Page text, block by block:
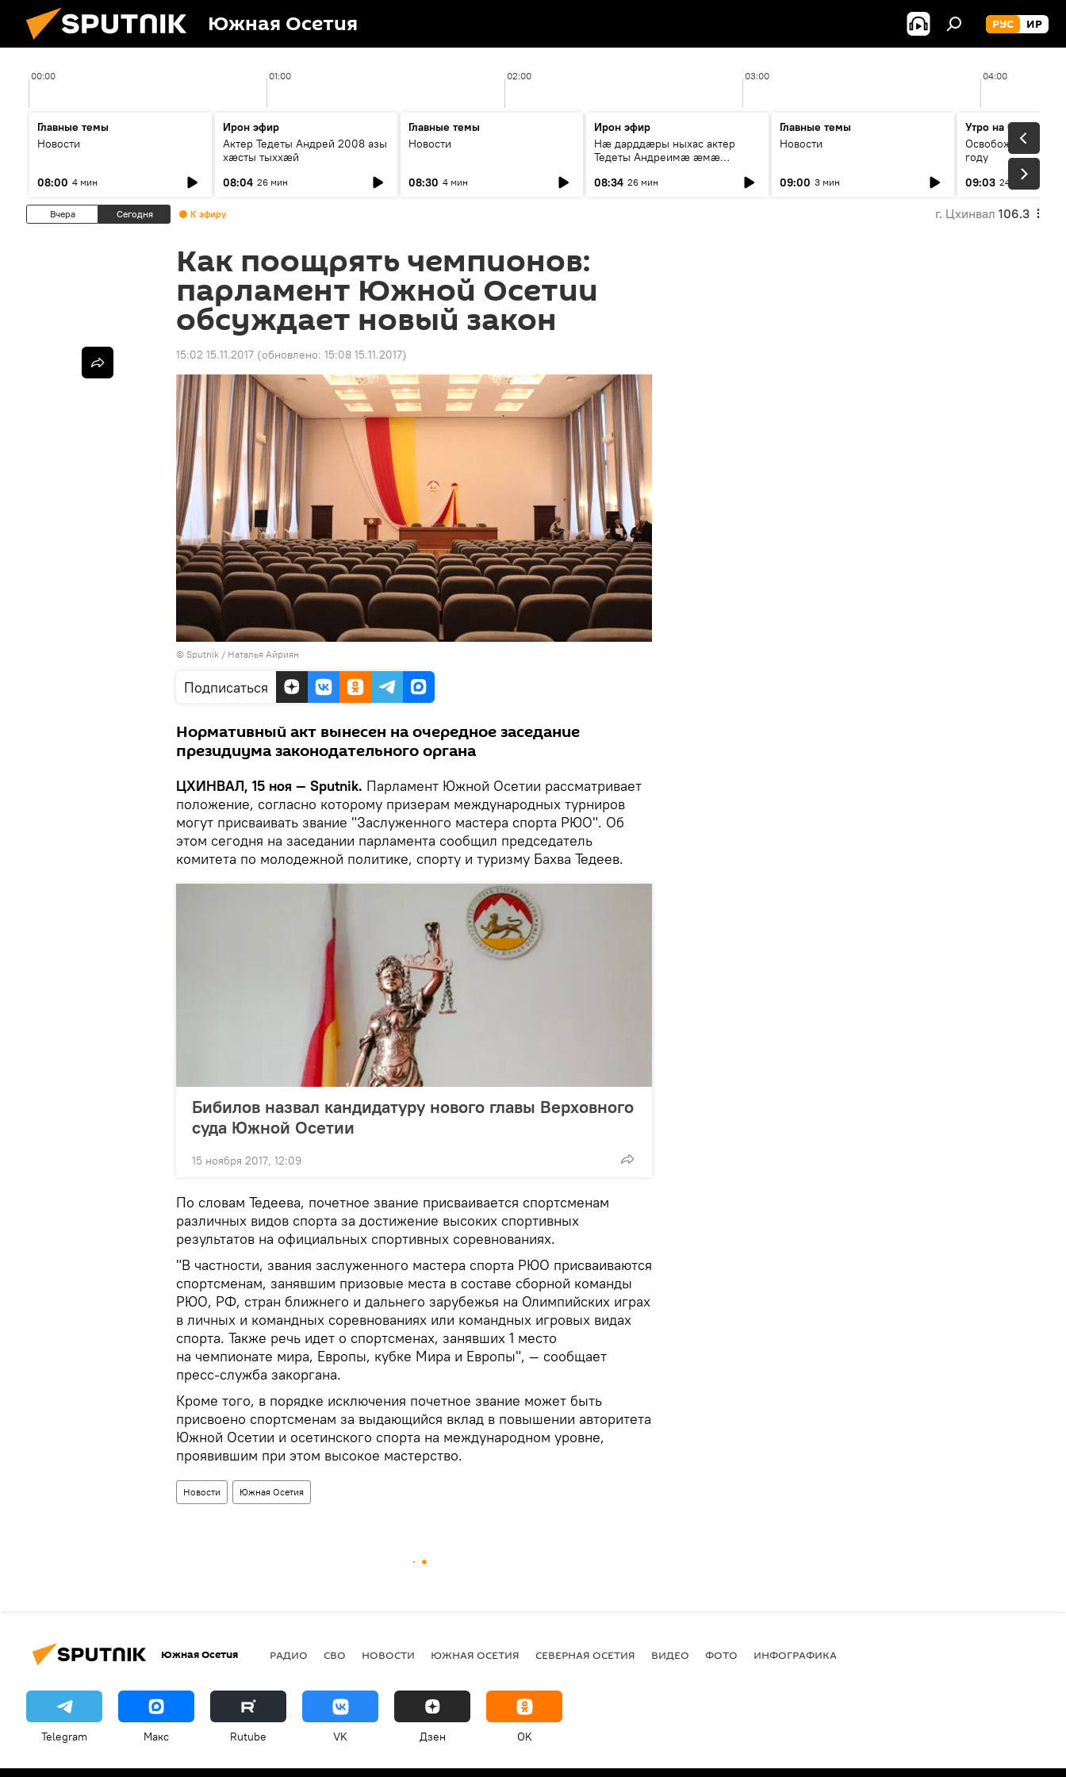
Южная Осетия РУС ИР
00:00 01:00 02:00 03:00 04:00
Главные темы
Новости
08:00 4 мин
Ирон эфир
Актер Тедеты Андрей 2008 азы
хæсты тыххæй
08:04 26 мин
Главные темы
Новости
08:30 4 мин
Ирон эфир
Нæ дарддæры ныхас актер
Тедеты Андреимæ æмæ
хæст цыди"
08:34 26 мин
Главные темы
Новости
09:00 3 мин
Утро на Спутнике
Освобождение
году
09:03 24 мин
Вчера Сегодня К эфиру г. Цхинвал 106.3
Как поощрять чемпионов:
парламент Южной Осетии
обсуждает новый закон
15:02 15.11.2017 (обновлено: 15:08 15.11.2017)
© Sputnik / Наталья Айриян
Подписаться
Нормативный акт вынесен на очередное заседание
президиума законодательного органа
ЦХИНВАЛ, 15 ноя — Sputnik. Парламент Южной Осетии рассматривает
положение, согласно которому призерам международных турниров
могут присваивать звание "Заслуженного мастера спорта РЮО". Об
этом сегодня на заседании парламента сообщил председатель
комитета по молодежной политике, спорту и туризму Бахва Тедеев.
Бибилов назвал кандидатуру нового главы Верховного
суда Южной Осетии
15 ноября 2017, 12:09
По словам Тедеева, почетное звание присваивается спортсменам
различных видов спорта за достижение высоких спортивных
результатов на официальных спортивных соревнованиях.
"В частности, звания заслуженного мастера спорта РЮО присваиваются
спортсменам, занявшим призовые места в составе сборной команды
РЮО, РФ, стран ближнего и дальнего зарубежья на Олимпийских играх
в личных и командных соревнованиях или командных игровых видах
спорта. Также речь идет о спортсменах, занявших 1 место
на чемпионате мира, Европы, кубке Мира и Европы", — сообщает
пресс-служба закоргана.
Кроме того, в порядке исключения почетное звание может быть
присвоено спортсменам за выдающийся вклад в повышении авторитета
Южной Осетии и осетинского спорта на международном уровне,
проявившим при этом высокое мастерство.
Новости Южная Осетия
Южная Осетия РАДИО СВО НОВОСТИ ЮЖНАЯ ОСЕТИЯ СЕВЕРНАЯ ОСЕТИЯ ВИДЕО ФОТО ИНФОГРАФИКА
Telegram Макс Rutube VK Дзен OK